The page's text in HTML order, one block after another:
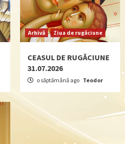
Arhivă Ziua de rugăciune
CEASUL DE RUGĂCIUNE
31.07.2026
o săptămână ago Teodor